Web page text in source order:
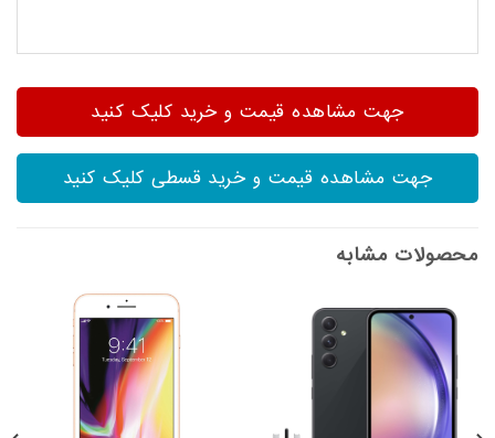
جهت مشاهده قیمت و خرید کلیک کنید
جهت مشاهده قیمت و خرید قسطی کلیک کنید
محصولات مشابه